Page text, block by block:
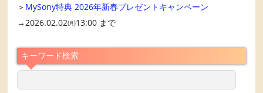
＞ MySony特典 2026年新春プレゼントキャンペーン
→2026.02.02㈪13:00 まで
キーワード検索